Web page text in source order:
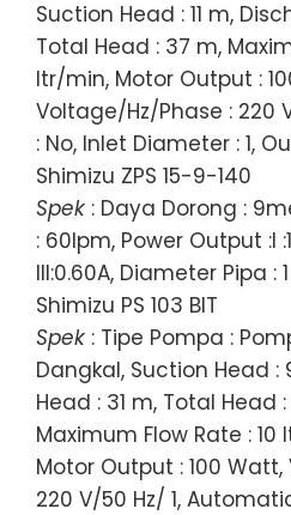
Suction Head : 11 m,
Total Head : 37 m,
ltr/min, Motor Output :
Voltage/Hz/Phase : 220
: No, Inlet Diameter : 1,
Shimizu ZPS 15-9-140
Spek : Daya Dorong :
: 60lpm, Power Output :I
III:0.60A, Diameter Pipa :
Shimizu PS 103 BIT
Spek : Tipe Pompa :
Dangkal, Suction Head :
Head : 31 m, Total Head
Maximum Flow Rate :
Motor Output : 100
220 V/50 Hz/ 1,